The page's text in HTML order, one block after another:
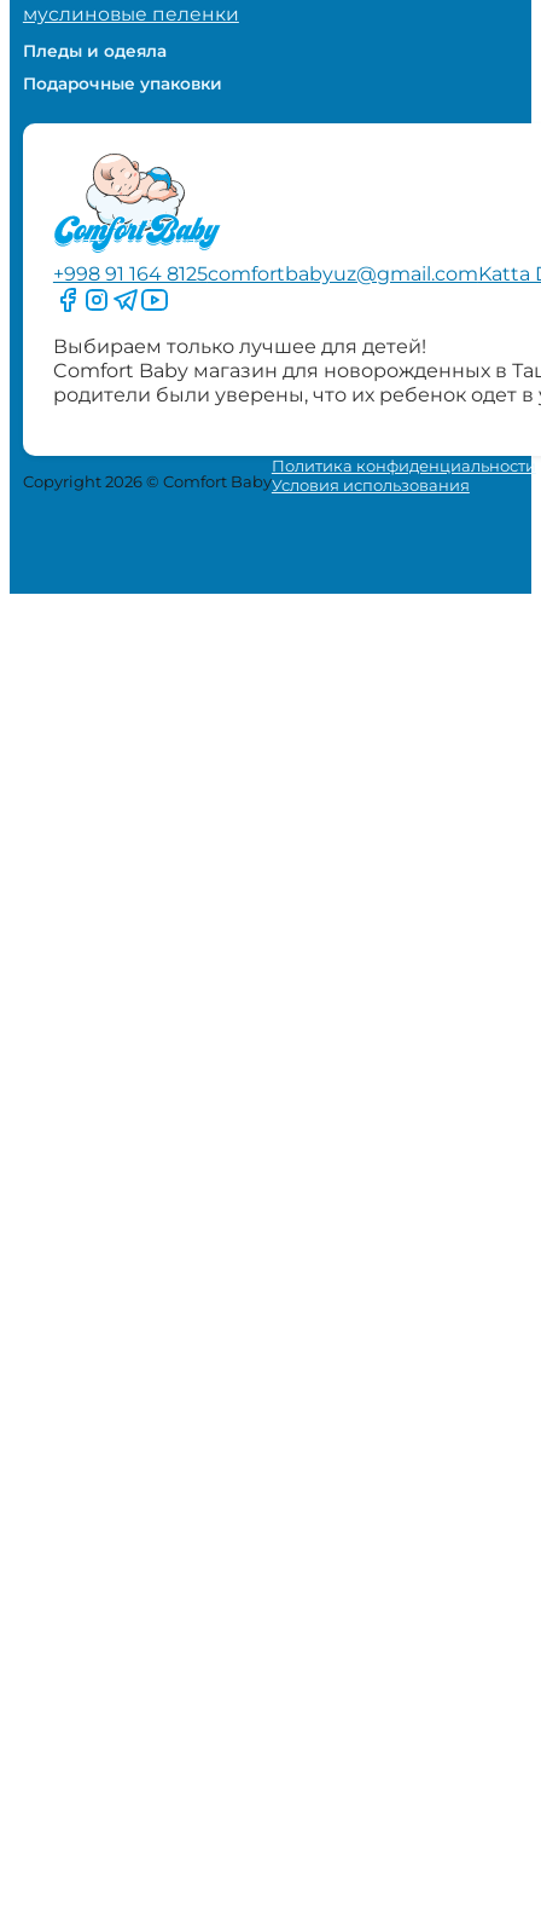
муслиновые пеленки
Пледы и одеяла
Подарочные упаковки
+998 91 164 8125comfortbabyuz@gmail.comKatta
Следите за нами на Facebook
Следите за нами в Instagram
Следите за нами в Telegram
Следите за нами в YouTube
Выбираем только лучшее для детей!
Comfort Baby магазин для новорожденных в
родители были уверены, что их ребенок одет
Copyright 2026 © Comfort Baby
Политика конфиденциальности
Условия использования